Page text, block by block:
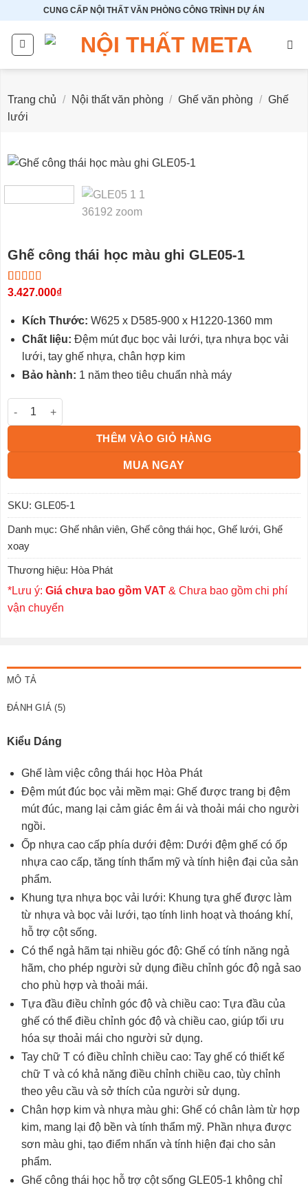
dung
CUNG CẤP NỘI THẤT VĂN PHÒNG CÔNG TRÌNH DỰ ÁN
Trang chủ / Nội thất văn phòng / Ghế văn phòng / Ghế
lưới
Ghế công thái học màu ghi GLE05-1
5.00trên 5
5
đánh giá
3.427.000₫
Kích Thước: W625 x D585-900 x H1220-1360 mm
Chất liệu: Đệm mút đục bọc vải lưới, tựa nhựa bọc vải
lưới, tay ghế nhựa, chân hợp kim
Bảo hành: 1 năm theo tiêu chuẩn nhà máy
Ghế công thái học màu ghi GLE05-1 số lượng
THÊM VÀO GIỎ HÀNG
MUA NGAY
SKU: GLE05-1
Danh mục: Ghế nhân viên, Ghế công thái học, Ghế lưới, Ghế
xoay
Thương hiệu: Hòa Phát
*Lưu ý: Giá chưa bao gồm VAT & Chưa bao gồm chi phí
vận chuyển
MÔ TẢ
ĐÁNH GIÁ (5)
Kiểu Dáng
Ghế làm việc công thái học Hòa Phát
Đệm mút đúc bọc vải mềm mại: Ghế được trang bị đệm
mút đúc, mang lại cảm giác êm ái và thoải mái cho người
ngồi.
Ốp nhựa cao cấp phía dưới đệm: Dưới đệm ghế có ốp
nhựa cao cấp, tăng tính thẩm mỹ và tính hiện đại của sản
phẩm.
Khung tựa nhựa bọc vải lưới: Khung tựa ghế được làm
từ nhựa và bọc vải lưới, tạo tính linh hoạt và thoáng khí,
hỗ trợ cột sống.
Có thể ngả hãm tại nhiều góc độ: Ghế có tính năng ngả
hãm, cho phép người sử dụng điều chỉnh góc độ ngả sao
cho phù hợp và thoải mái.
Tựa đầu điều chỉnh góc độ và chiều cao: Tựa đầu của
ghế có thể điều chỉnh góc độ và chiều cao, giúp tối ưu
hóa sự thoải mái cho người sử dụng.
Tay chữ T có điều chỉnh chiều cao: Tay ghế có thiết kế
chữ T và có khả năng điều chỉnh chiều cao, tùy chỉnh
theo yêu cầu và sở thích của người sử dụng.
Chân hợp kim và nhựa màu ghi: Ghế có chân làm từ hợp
kim, mang lại độ bền và tính thẩm mỹ. Phần nhựa được
sơn màu ghi, tạo điểm nhấn và tính hiện đại cho sản
phẩm.
Ghế công thái học hỗ trợ cột sống GLE05-1 không chỉ